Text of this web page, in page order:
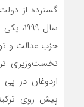
گسترده از
سال
حزب عدالت و
نخست‌وزیری
اردوغان در پی